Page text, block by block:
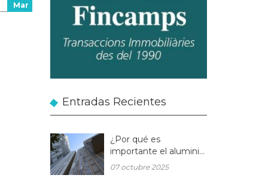
Mar
Entradas Recientes
¿Por qué es
importante el aluminio
en la arquitectura
07 octubre 2025